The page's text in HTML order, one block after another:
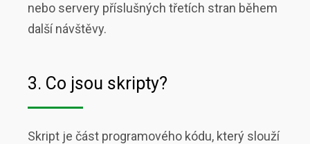
nebo servery příslušných třetích stran během
další návštěvy.
3. Co jsou skripty?
Skript je část programového kódu, který slouží